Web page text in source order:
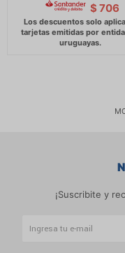
$ 706
¡Suscribite y